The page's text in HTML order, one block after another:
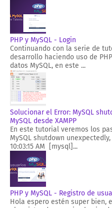
PHP y MySQL - Login
Continuando con la serie de
desarrollo haciendo uso de
datos MySQL, en este ...
Solucionar el Error: MySQL
MySQL desde XAMPP
En este tutorial veremos los
MySQL shutdown
10:03:15 AM [mysql]...
PHP y MySQL - Registro de
Hola espero estén super bien,